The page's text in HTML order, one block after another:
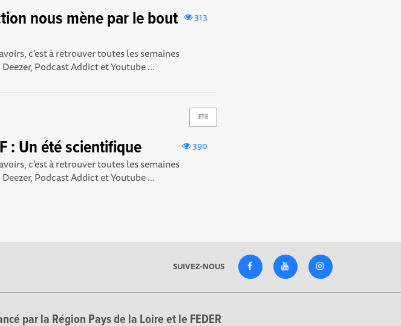
313
nous mène par le bout
c'est à retrouver toutes les semaines
, Podcast Addict et Youtube ...
ETE
390
: Un été scientifique
c'est à retrouver toutes les semaines
, Podcast Addict et Youtube ...
SUIVEZ-NOUS
par la Région Pays de la Loire et le FEDER